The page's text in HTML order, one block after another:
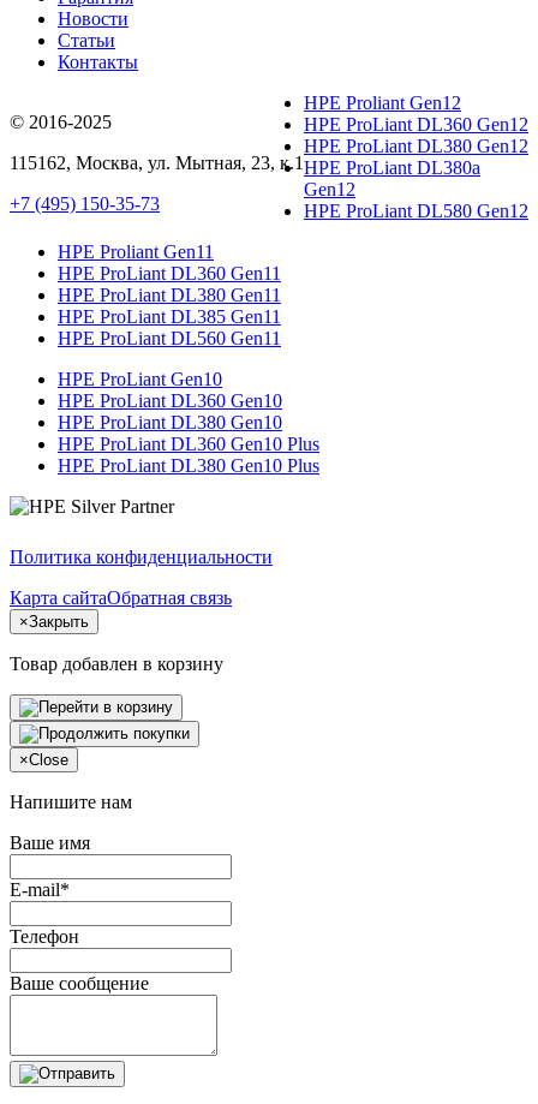
Новости
Статьи
Контакты
© 2016-2025
115162, Москва, ул. Мытная, 23, к.1
+7 (495) 150-35-73
HPE Proliant Gen12
HPE ProLiant DL360 Gen12
HPE ProLiant DL380 Gen12
HPE ProLiant DL380a
Gen12
HPE ProLiant DL580 Gen12
HPE Proliant Gen11
HPE ProLiant DL360 Gen11
HPE ProLiant DL380 Gen11
HPE ProLiant DL385 Gen11
HPE ProLiant DL560 Gen11
HPE ProLiant Gen10
HPE ProLiant DL360 Gen10
HPE ProLiant DL380 Gen10
HPE ProLiant DL360 Gen10 Plus
HPE ProLiant DL380 Gen10 Plus
Политика конфиденциальности
Карта сайтаОбратная связь
×Закрыть
Товар добавлен в корзину
×Close
Напишите нам
Ваше имя
E-mail*
Телефон
Ваше сообщение